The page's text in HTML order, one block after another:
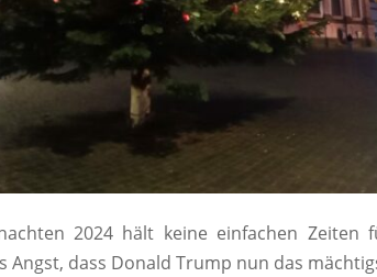
2024 hält keine einfachen Zeiten
Angst, dass Donald Trump nun das